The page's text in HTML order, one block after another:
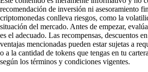
recomendación de inversión ni asesoramiento
criptomonedas conlleva riesgos, como la
situación del mercado. Antes de empezar,
es el adecuado. Las recompensas, descuentos
ventajas mencionadas pueden estar sujetas a
o a la cantidad de tokens que tengas en tu
según los términos y condiciones vigentes.